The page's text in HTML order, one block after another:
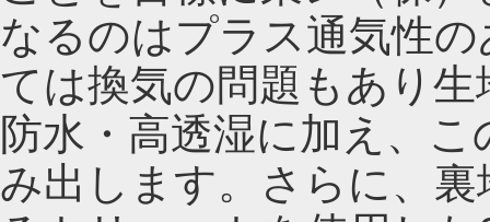
なるのはプラス通気性
ては換気の問題もあり
防水・高透湿に加え、
み出します。さらに、